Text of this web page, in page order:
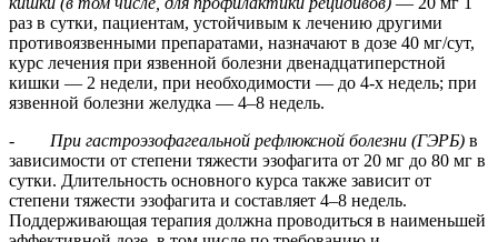
раз в сутки, пациентам, устойчивым к лечению другими
противоязвенными препаратами, назначают в дозе 40 мг/сут,
курс лечения при язвенной болезни двенадцатиперстной
кишки — 2 недели, при необходимости — до 4-х недель; при
язвенной болезни желудка — 4–8 недель.
- При гастроэзофагеальной рефлюксной болезни (ГЭРБ) в
зависимости от степени тяжести эзофагита от 20 мг до 80 мг в
сутки. Длительность основного курса также зависит от
степени тяжести эзофагита и составляет 4–8 недель.
Поддерживающая терапия должна проводиться в наименьшей